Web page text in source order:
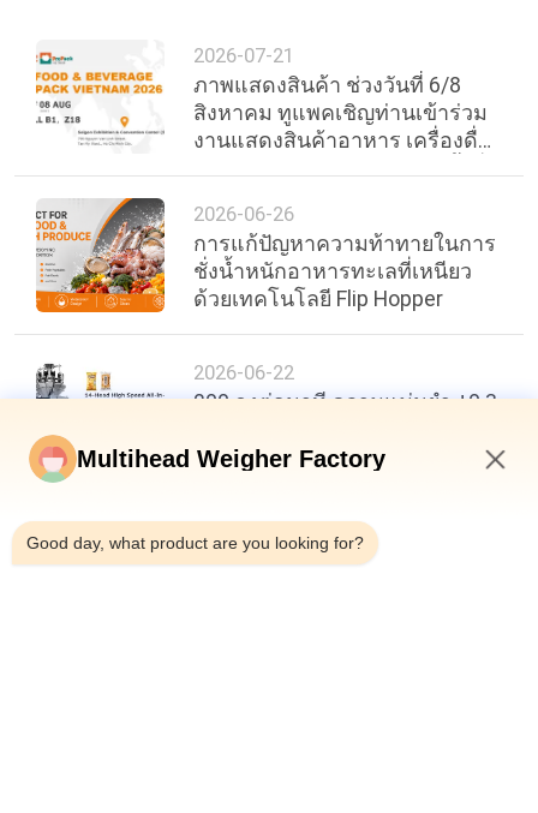
2026-07-21
ภาพแสดงสินค้า ช่วงวันที่ 6/8
สิงหาคม ทูแพคเชิญท่านเข้าร่วม
งานแสดงสินค้าอาหาร เครื่องดื่ม
2026-06-26
การแก้ปัญหาความท้าทายในการ
ชั่งน้ำหนักอาหารทะเลที่เหนียว
ด้วยเทคโนโลยี Flip Hopper
2026-06-22
200 ถุงต่อนาที ความแม่นยำ ±0.3
ประสิทธิภาพบรรจุภัณฑ์อาหาร
ด้านบน
Multihead Weigher Factory
Good day, what product are you looking for?